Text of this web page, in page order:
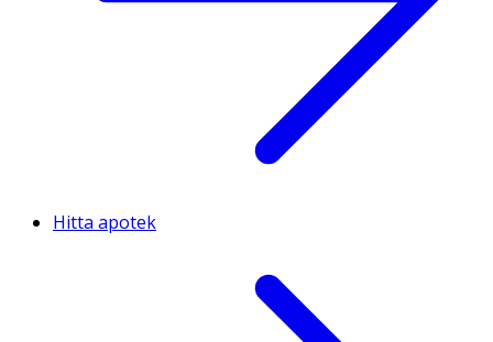
Hitta apotek